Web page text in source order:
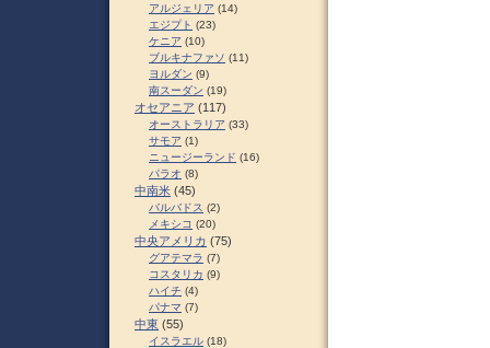
アルジェリア (14)
エジプト (23)
ケニア (10)
ブルキナファソ (11)
ヨルダン (9)
南スーダン (19)
オセアニア (117)
オーストラリア (33)
サモア (1)
ニュージーランド (16)
パラオ (8)
中南米 (45)
バルバドス (2)
メキシコ (20)
中央アメリカ (75)
グアテマラ (7)
コスタリカ (9)
ハイチ (4)
パナマ (7)
中東 (55)
イスラエル (18)